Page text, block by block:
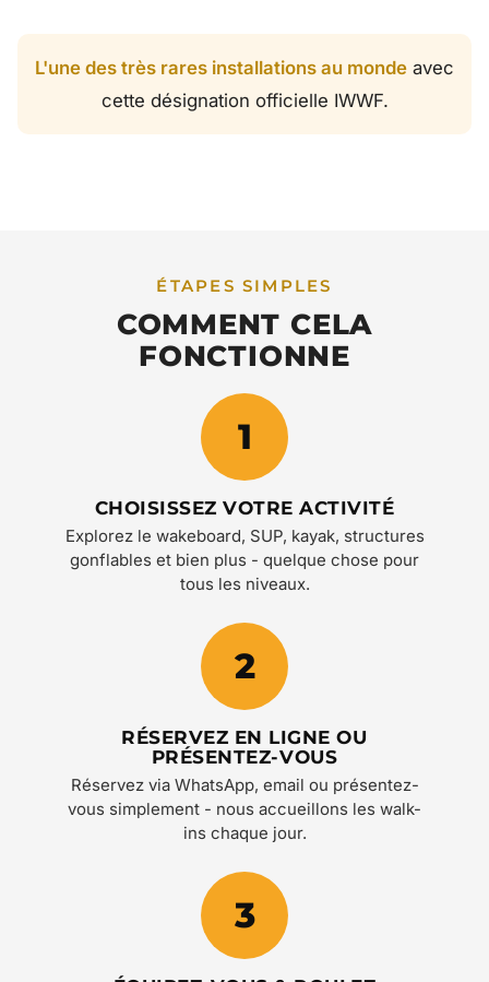
L'une des très rares installations au monde avec
cette désignation officielle IWWF.
ÉTAPES SIMPLES
COMMENT CELA
FONCTIONNE
1
CHOISISSEZ VOTRE ACTIVITÉ
Explorez le wakeboard, SUP, kayak, structures
gonflables et bien plus - quelque chose pour
tous les niveaux.
2
RÉSERVEZ EN LIGNE OU
PRÉSENTEZ-VOUS
Réservez via WhatsApp, email ou présentez-
vous simplement - nous accueillons les walk-
ins chaque jour.
3